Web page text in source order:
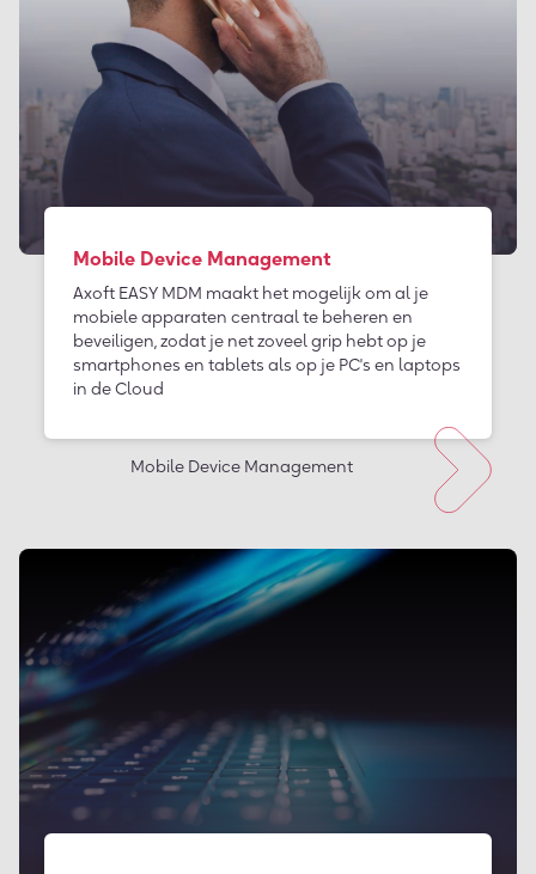
Mobile Device Management
Axoft EASY MDM maakt het mogelijk om al je
mobiele apparaten centraal te beheren en
beveiligen, zodat je net zoveel grip hebt op je
smartphones en tablets als op je PC's en laptops
in de Cloud
Mobile Device Management